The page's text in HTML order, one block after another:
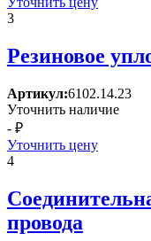
3
Резиновое
Артикул:6102.14.23
Уточнить наличие
- ₽
Уточнить цену
4
провода